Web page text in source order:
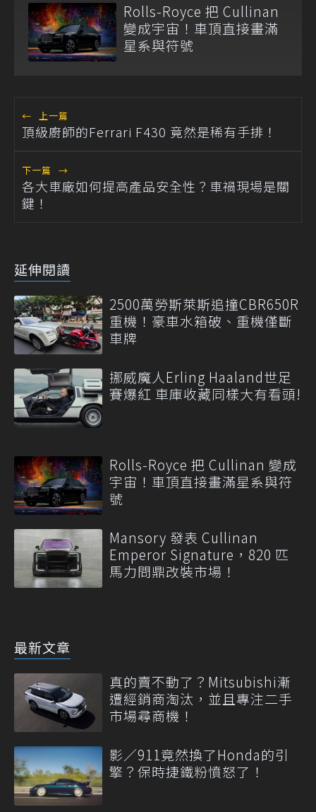
Rolls-Royce 把 Cullinan
變成宇宙！車頂直接畫滿
星系與符號
← 上一篇
頂級廚師的Ferrari F430 竟然是稀有手排！
下一篇 →
各大車廠如何提高產品安全性？車禍現場是關
鍵！
延伸閱讀
2500萬勞斯萊斯追撞CBR650R
重機！豪車水箱破、重機僅斷
車牌
挪威魔人Erling Haaland世足
賽爆紅 車庫收藏同樣大有看頭!
Rolls-Royce 把 Cullinan 變成
宇宙！車頂直接畫滿星系與符
號
Mansory 發表 Cullinan
Emperor Signature，820 匹
馬力問鼎改裝市場！
最新文章
真的賣不動了？Mitsubishi漸
遭經銷商淘汰，並且專注二手
市場尋商機！
影／911竟然換了Honda的引
擎？保時捷鐵粉憤怒了！